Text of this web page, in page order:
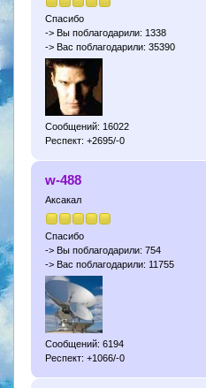
Спасибо
-> Вы поблагодарили: 1338
-> Вас поблагодарили: 35390
Сообщений: 16022
Респект: +2695/-0
w-488
Аксакал
Спасибо
-> Вы поблагодарили: 754
-> Вас поблагодарили: 11755
Сообщений: 6194
Респект: +1066/-0